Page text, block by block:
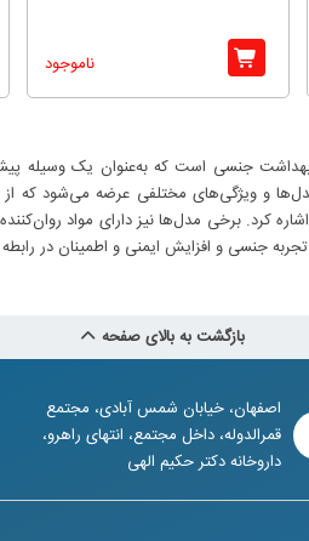
ناموجود
بهداشت جنسی است که به‌عنوان یک وسیله
و ویژگی‌های مختلفی عرضه می‌شود که از
کرد. برخی مدل‌ها نیز دارای مواد
جنسی و افزایش ایمنی و اطمینان در
بازگشت به بالای صفحه
اصفهان، خیابان شمس آبادی، مجتمع
قمرالدوله، داخل مجتمع، انتهای راهرو،
داروخانه دکتر حکیم الهی